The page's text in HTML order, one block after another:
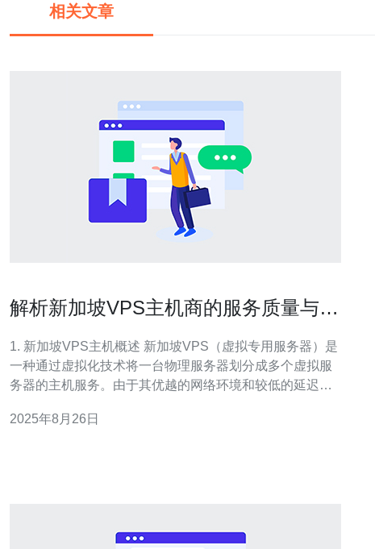
相关文章
解析新加坡VPS主机商的服务质量与口
1. 新加坡VPS主机概述 新加坡VPS（虚拟专用服务器）是
一种通过虚拟化技术将一台物理服务器划分成多个虚拟服
务器的主机服务。由于其优越的网络环境和较低的延迟，
VPS主机可以为中小企业、开发者和个人用户提供更高的
2025年8月26日